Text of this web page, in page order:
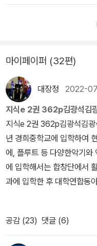
방파제로서 일본의 재건이
는 공감대가 있었기에 전
운 일로 여겨졌다.-270쪽B/
시 군인의 신분이었던 이들은 3명뿐이다.
은 동남아시아에서의 잇단
미국 등 수십만 명의 연합국 포로들을
성을 절감한 일본 군부는
하고, 이듬해 5월부터 ‘포로감시원’을
서만 약 3,000명의 청년을
942년 8월부터 동남아시아
일본 당국은 일본인 군인 및
라는 논리였다. 한국정부 역시 조선인 전범들의 보상 문제에는 철저
히 외면해왔다. 이학래는 조국행을 포기했다.-273쪽1794년 5월에
그러진 역사와 현실이 나를
를 슬프게 하였다. 사소한
는 이것들에 대하여 무엇
대하여 어덯게 응답할 수 있
문이다. 나는 무엇으로 살아
문이리라. 당신은 무엇을 느
나지 않았다. 이들은 우리에
고. 그리고 행동하라고. 이
의 음성에 오늘도동참하고
다. 아니 투쟁하고 있다. 감
상의 아픔을 느끼면서 살아
재한다. 마지막으로 이 책을
사줬다는 구두를 깨끗이 닦
입고방에 들어가 보니까정
살아도양심을 부끄럽지 않
마이페이퍼 (32편)
대장정 2022-
지식e 2권 362p김광석김
지식e 2권 362p김광석김
년 경희중학교에 입학하여
에, 플루트 등 다양한악기
에 입학해서는 합창단에서
과에 입학한 후 대학연합동
을 계기로 ‘노래를 찾는 사
7년 여름, 김광석은 주변의
고 다음해 1집을 내놓았다.
공감 (23) 댓글 (6)